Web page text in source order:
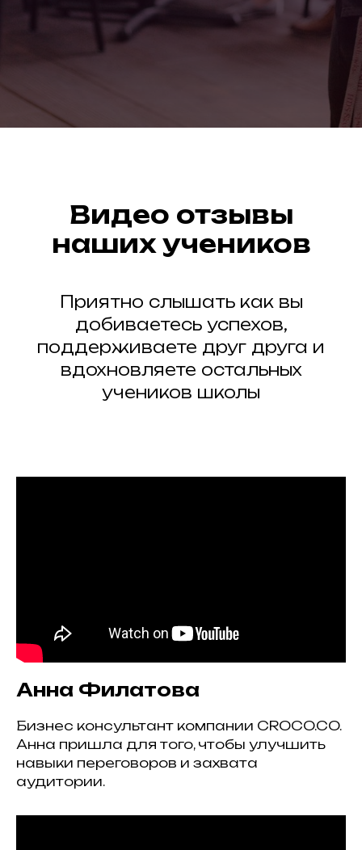
Видео отзывы
наших учеников
Приятно слышать как вы
добиваетесь успехов,
поддерживаете друг друга и
вдохновляете остальных
учеников школы
Анна Филатова
Бизнес консультант компании CROCO.CO.
Анна пришла для того, чтобы улучшить
навыки переговоров и захвата
аудитории.